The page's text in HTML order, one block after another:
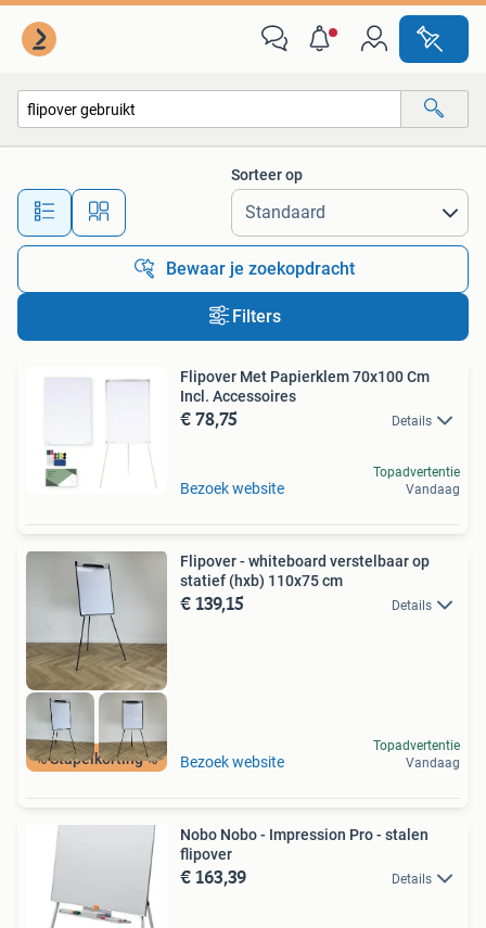
Alle afstanden…
Sorteer op
Bewaar je zoekopdracht
Filters
Flipover Met Papierklem 70x100 Cm
Incl. Accessoires
€ 78,75 Details
Bezoek website
Topadvertentie
Vandaag
% Stapelkorting %
Flipover - whiteboard verstelbaar op
statief (hxb) 110x75 cm
€ 139,15 Details
Bezoek website
Topadvertentie
Vandaag
Nobo Nobo - Impression Pro - stalen
flipover
€ 163,39 Details